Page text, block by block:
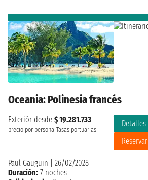
Oceania: Polinesia francés
Exteriór desde $ 19.281.733
precio por persona Tasas portuarias
Detalles
Reservar
Paul Gauguin
26/02/2028
Duración: 7 noches